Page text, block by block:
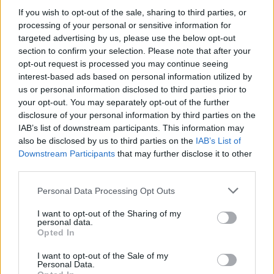
If you wish to opt-out of the sale, sharing to third parties, or
processing of your personal or sensitive information for
targeted advertising by us, please use the below opt-out
section to confirm your selection. Please note that after your
opt-out request is processed you may continue seeing
interest-based ads based on personal information utilized by
us or personal information disclosed to third parties prior to
your opt-out. You may separately opt-out of the further
disclosure of your personal information by third parties on the
IAB’s list of downstream participants. This information may
also be disclosed by us to third parties on the IAB’s List of
Downstream Participants that may further disclose it to other
Please note that this website/app uses one or more Google
not limited to your visit or usage behaviour. You may click to
grant or deny consent to Google and its third-party tags to
use your data for below specified purposes in below Google
consent section.
Personal Data Processing Opt Outs
I want to opt-out of the Sharing of my
personal data.
Opted In
I want to opt-out of the Sale of my
Personal Data.
Ein größerer institutioneller Skandal
Der Fall Szőlő-Straßewurde im Herbst 2025zu einem der
schwerwiegendsten Kinderschutz- und politischen Skandale
Ungarns, nachdem Beweise aufgetaucht waren, dass Kinder
bekannter Gerüchte über unangemessene Beziehungen zu
minderjährigen Mädchen Direktor wurde, wurde im Mai
2025 unter dem Verdacht des Menschenhandels und der
Zwangsprostitution verhaftet, was eine Welle von
Zeugenaussagen ehemaliger Insassen auslöste.
Später weiteten die Ermittler den Fall auf seine frühere
Tätigkeit als Leiter der Budapester Justizvollzugsanstalt aus,